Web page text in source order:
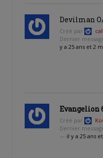
Devilman
Créé par
Dernier
y a 25 ans et 2
Evangelion
Créé par
Dernier
— il y a 25 ans